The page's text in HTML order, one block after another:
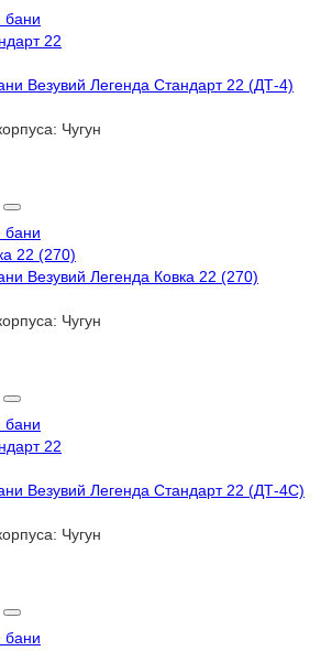
Везувий Легенда Стандарт 22 (ДТ-4)
Чугун
Везувий Легенда Ковка 22 (270)
Чугун
Везувий Легенда Стандарт 22 (ДТ-4С)
Чугун